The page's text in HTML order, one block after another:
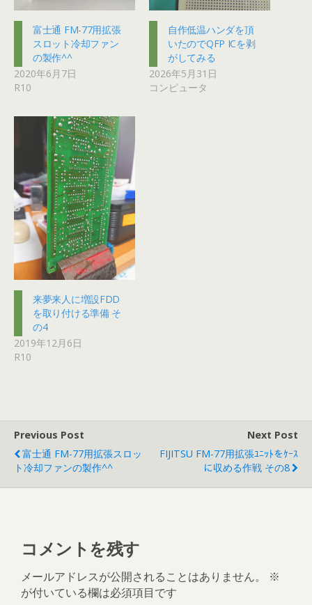
富士通 FM-77用拡張
スロット冷却ファン
の製作^^
2020年6月7日
R10
自作低温ハンダを頂
いたのでQFP ICを剥
がしてみる
2026年5月31日
コンピュータ
来夢来人に増設FDD
を取り付ける準備 そ
の4
2019年12月6日
R10
Previous Post
富士通 FM-77用拡張スロッ
ト冷却ファンの製作^^
Next Post
FIJITSU FM-77用拡張ﾕﾆｯﾄをｹｰｽ
に収める作戦 その8
コメントを残す
メールアドレスが公開されることはありません。
※
が付いている欄は必須項目です